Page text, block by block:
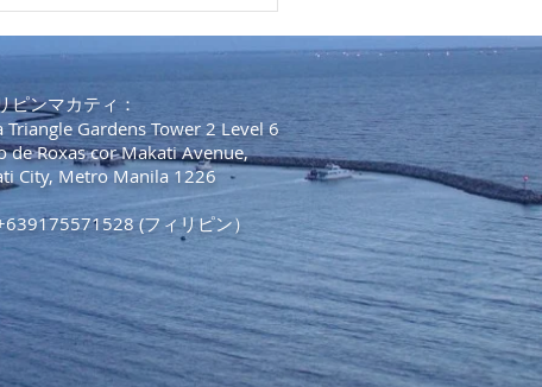
要件等：4月1日からの
和
ピンマカティ：
Triangle Gardens Tower 2 Level 6
de Roxas cor Makati Avenue,
City, Metro Manila 1226
(フィリピン）